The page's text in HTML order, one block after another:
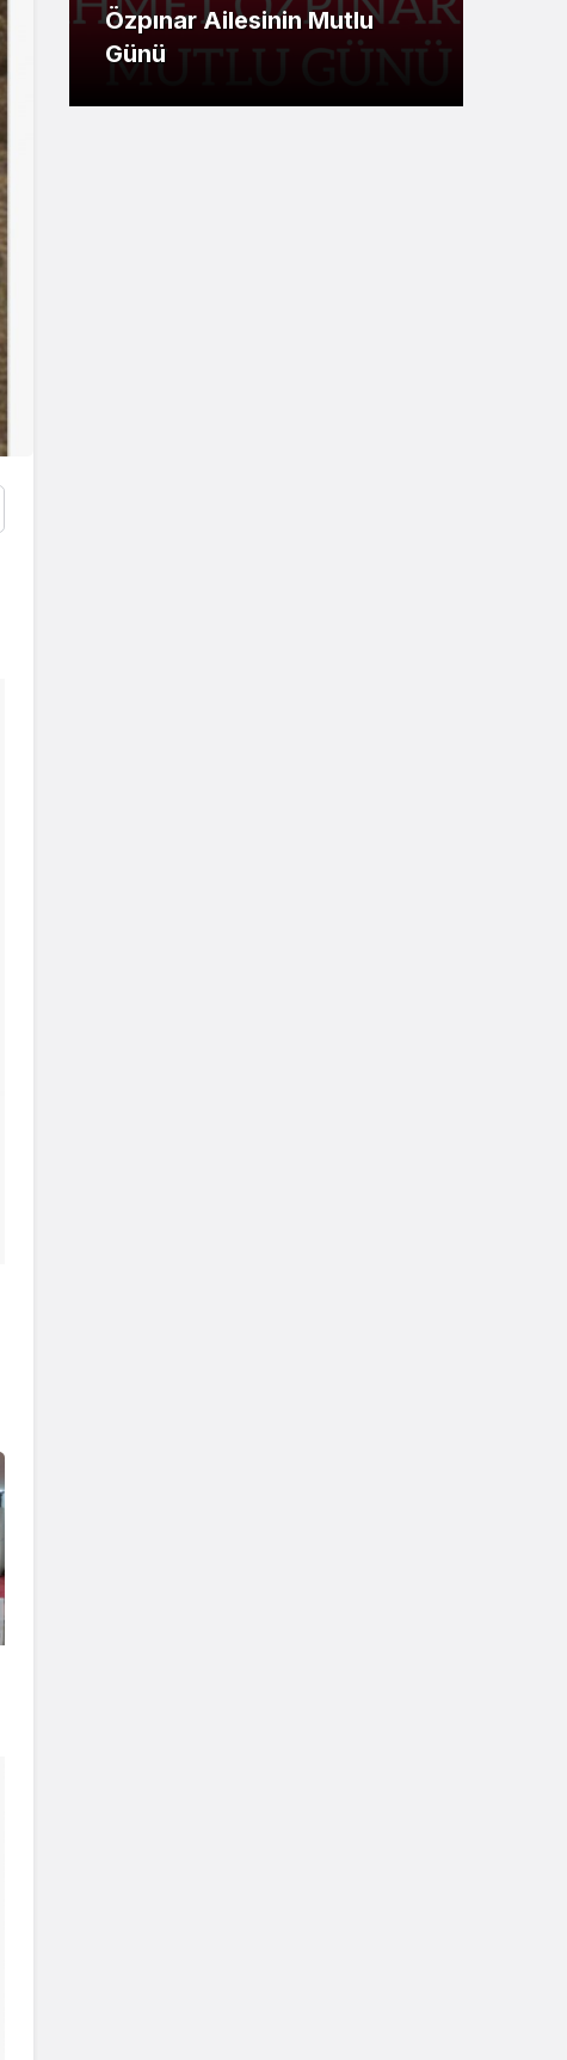
Özpınar Ailesinin Mutlu
Günü